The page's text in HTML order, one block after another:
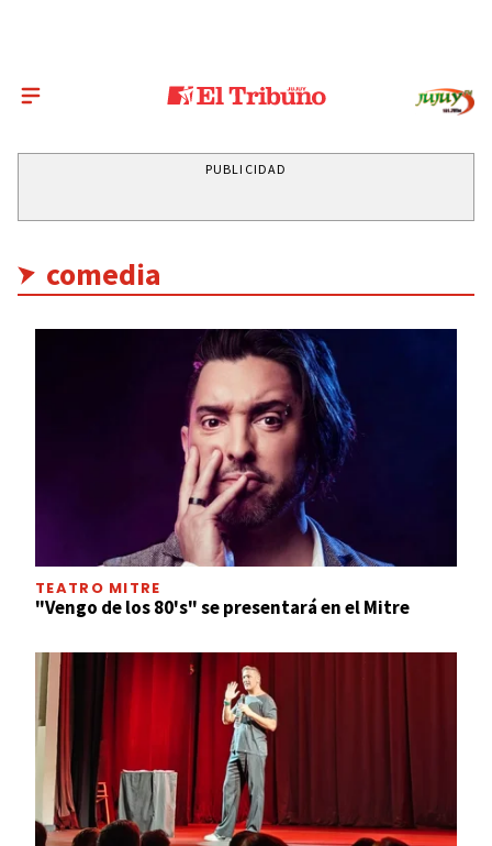
PUBLICIDAD
comedia
TEATRO MITRE
"Vengo de los 80's" se presentará en el Mitre